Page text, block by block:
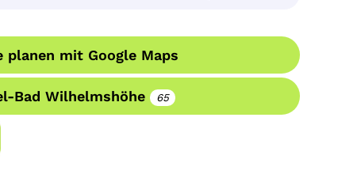
planen mit Google Maps
Bad Wilhelmshöhe 65